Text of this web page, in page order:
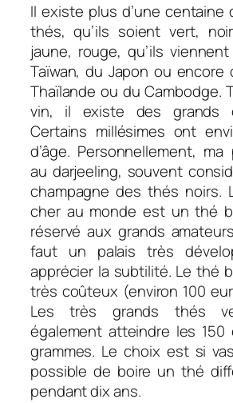
Il existe plus d’une centaine
thés, qu’ils soient vert,
jaune, rouge, qu’ils
Taïwan, du Japon ou encore
Thaïlande ou du Cambodge.
vin, il existe des grands
Certains millésimes ont
d’âge. Personnellement,
au darjeeling, souvent
champagne des thés noirs.
cher au monde est un thé
réservé aux grands
faut un palais très
apprécier la subtilité. Le thé
très coûteux (environ 100
Les très grands thés
également atteindre les 150
grammes. Le choix est si
possible de boire un thé
pendant dix ans.